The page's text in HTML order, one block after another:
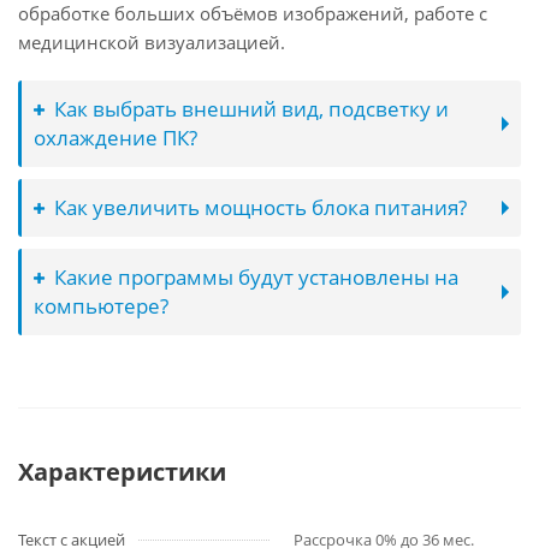
обработке больших объёмов изображений, работе с
медицинской визуализацией.
Как выбрать внешний вид, подсветку и
охлаждение ПК?
Как увеличить мощность блока питания?
Какие программы будут установлены на
компьютере?
Характеристики
Текст с акцией Рассрочка 0% до 36 мес.